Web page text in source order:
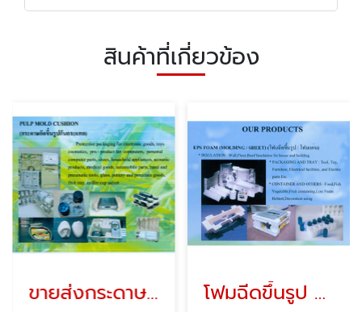
สินค้าที่เกี่ยวข้อง
ขายส่งกระดาษอัดขึ้นรูปกันกระแทก โฟมฉีดขึ้นรูป / โฟมแผ่น